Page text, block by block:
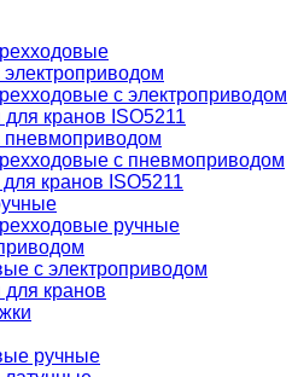
с электроприводом
кранов ISO5211
пневмоприводом
с пневмоприводом
кранов ISO5211
ручные
с электроприводом
кранов
ручные